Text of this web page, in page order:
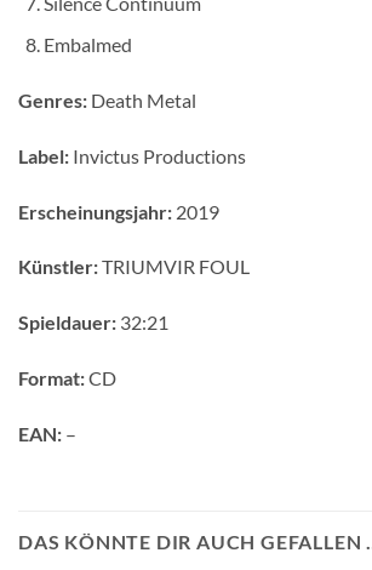
Embalmed
Genres: Death Metal
Label: Invictus Productions
Erscheinungsjahr: 2019
Künstler:TRIUMVIR FOUL
Spieldauer: 32:21
Format:CD
EAN: –
DAS KÖNNTE DIR AUCH GEFALLEN …